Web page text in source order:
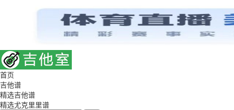
首页
吉他谱
精选吉他谱
精选尤克里里谱